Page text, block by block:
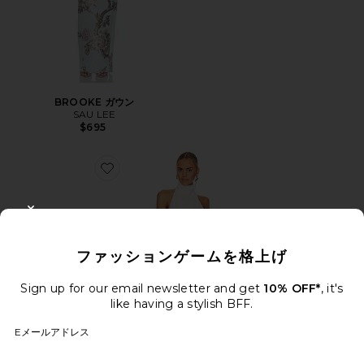
BROOKE ガウン
SAU LEE
$695
Favorite PORTIA ジャンプスーツ
ファッションゲームを格上げ
Sign up for our email newsletter and get 10% OFF*, it's
like having a stylish BFF.
Eメールアドレス